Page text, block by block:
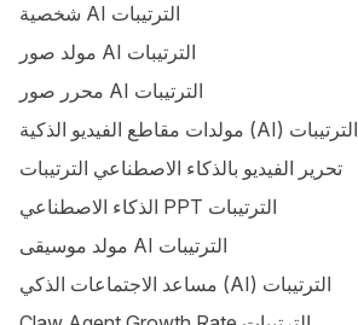
شخصية AI الترتيبات
مولد صور AI الترتيبات
محرر صور AI الترتيبات
مولدات مقاطع الفيديو الذكية (AI) الترتيبات
تحرير الفيديو بالذكاء الاصطناعي الترتيبات
الذكاء الاصطناعي PPT الترتيبات
مولد موسيقى AI الترتيبات
مساعد الاجتماعات الذكي (AI) الترتيبات